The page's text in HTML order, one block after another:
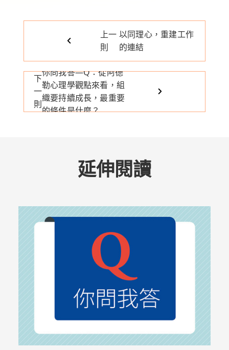
上一
則
以同理心，重建工作
的連結
下
一
則
你問我答—Q：從阿德
勒心理學觀點來看，組
織要持續成長，最重要
的條件是什麼？
延伸閱讀